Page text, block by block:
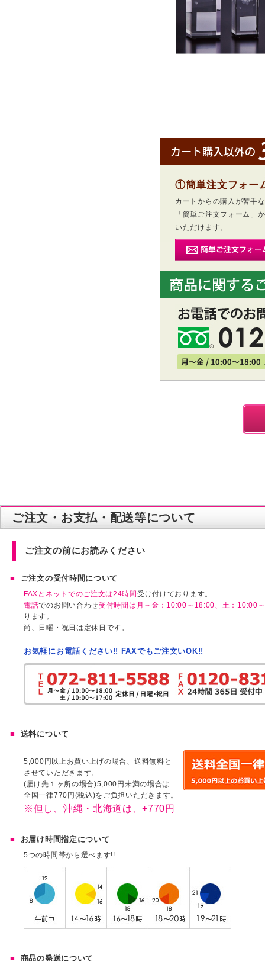
①簡単注文フォー
カートからの購入が苦手
「簡単ご注文フォーム」
いただけます。
ご注文・お支払・配送等について
ご注文の前にお読みください
ご注文の受付時間について
FAXとネットでのご注文は24時間受け付けております。
電話でのお問い合わせ受付時間は月～金：10:00～18:00、土：10:00
ります。
尚、日曜・祝日は定休日です。
お気軽にお電話ください!! FAXでもご注文いOK!!
送料について
5,000円以上お買い上げの場合、送料無料と
させていただきます。
(届け先１ヶ所の場合)5,000円未満の場合は
全国一律770円(税込)をご負担いただきます。
※但し、沖縄・北海道は、+770円
お届け時間指定について
5つの時間帯から選べます!!
商品の発送について